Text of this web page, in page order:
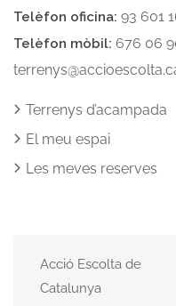
Telèfon oficina: 93 601
Telèfon mòbil: 676 06
Terrenys d’acampada
El meu espai
Les meves reserves
Acció Escolta de
Catalunya